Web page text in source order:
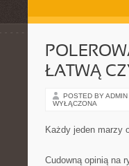
ŁATWĄ
POSTED BY ADMIN
WYŁĄCZONA
Każdy jeden marzy
Cudowną opinią na